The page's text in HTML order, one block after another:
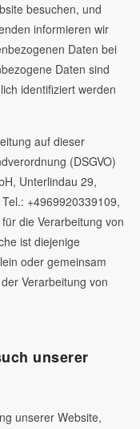
besuchen, und
informieren wir
Daten bei
Daten sind
identifiziert werden
auf dieser
(DSGVO)
Unterlindau 29,
+4969920339109,
die Verarbeitung von
ist diejenige
oder gemeinsam
Verarbeitung von
unserer
unserer Website,